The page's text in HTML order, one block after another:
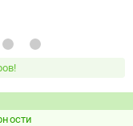
Код:
919878